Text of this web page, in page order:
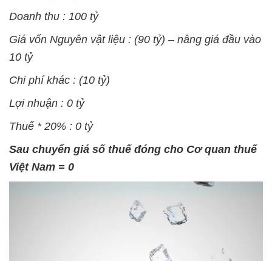
Doanh thu : 100 tỷ
Giá vốn Nguyên vật liệu : (90 tỷ) – nâng giá đầu vào
10 tỷ
Chi phí khác : (10 tỷ)
Lợi nhuận : 0 tỷ
Thuế * 20% : 0 tỷ
Sau chuyển giá số thuế đóng cho Cơ quan thuế
Việt Nam = 0